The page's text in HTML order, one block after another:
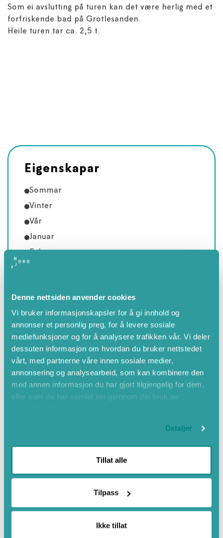
Denne nettsiden anvender cookies
Vi bruker informasjonskapsler for å gi innhold og
annonser et personlig preg, for å levere sosiale
mediefunksjoner og for å analysere trafikken vår. Vi deler
dessuten informasjon om hvordan du bruker nettstedet
vårt, med partnerne våre innen sosiale medier,
annonsering og analysearbeid, som kan kombinere den
med annen informasjon du har gjort tilgjengelig for dem,
eller som de har samlet inn gjennom din bruk av
Detaljer
Tillat alle
Tilpass
Ikke tillat
Som ei avslutting på turen kan det være herlig med et
forfriskende bad på Grotlesanden.
Heile turen tar ca. 2,5 t.
Eigenskapar
Sommar
Vinter
Vår
Januar
Februar
Mai
Juni
Juli
August
September
Oktober